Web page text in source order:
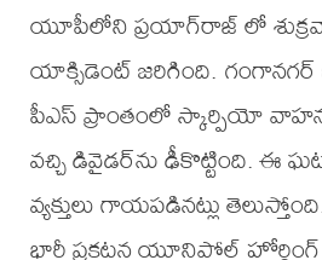
యూపీలోని ప్రయాగ్‌రాజ్ లో
యాక్సిడెంట్ జరిగింది. గంగానగర్
పీఎస్ ప్రాంతంలో స్కార్పియో
వచ్చి డివైడర్‌ను ఢీకొట్టింది. ఈ
వ్యక్తులు గాయపడినట్లు
భారీ ప్రకటన యూనిపోల్ హోర్డింగ్